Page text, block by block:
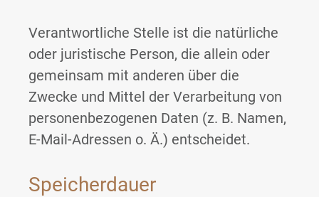
Verantwortliche Stelle ist die natürliche
oder juristische Person, die allein oder
gemeinsam mit anderen über die
Zwecke und Mittel der Verarbeitung von
personenbezogenen Daten (z. B. Namen,
E-Mail-Adressen o. Ä.) entscheidet.
Speicherdauer